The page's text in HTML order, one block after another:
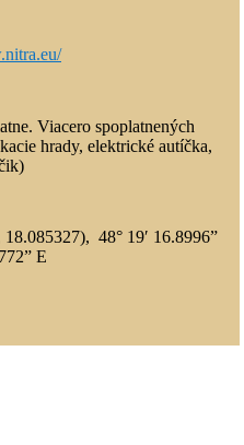
Viacero spoplatnených
hrady, elektrické autíčka,
18.085327), 48° 19′ 16.8996”
E